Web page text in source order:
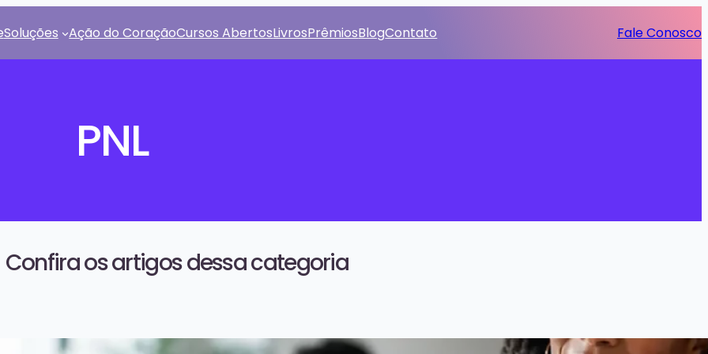
Soluções Ação do CoraçãoCursos AbertosLivrosPrêmiosBlogContato Fale Conosco
PNL
Confira os artigos dessa categoria